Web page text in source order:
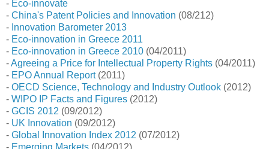
- Eco-innovate
- China's Patent Policies and Innovation (08/212)
- Innovation Barometer 2013
- Eco-innovation in Greece 2011
- Eco-innovation in Greece 2010 (04/2011)
-Agreeing a Price for Intellectual Property Rights (04/2011)
- EPO Annual Report(2011)
- OECD Science, Technology and Industry Outlook (2012)
- WIPO IP Facts and Figures (2012)
- GCIS 2012 (09/2012)
- UK Innovation (09/2012)
- Global Innovation Index 2012 (07/2012)
- Emerging Markets (04/2012)